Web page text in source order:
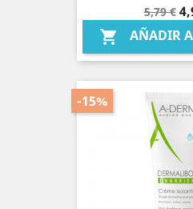
Precio
base
5,79 €
 AÑADIR
-15%